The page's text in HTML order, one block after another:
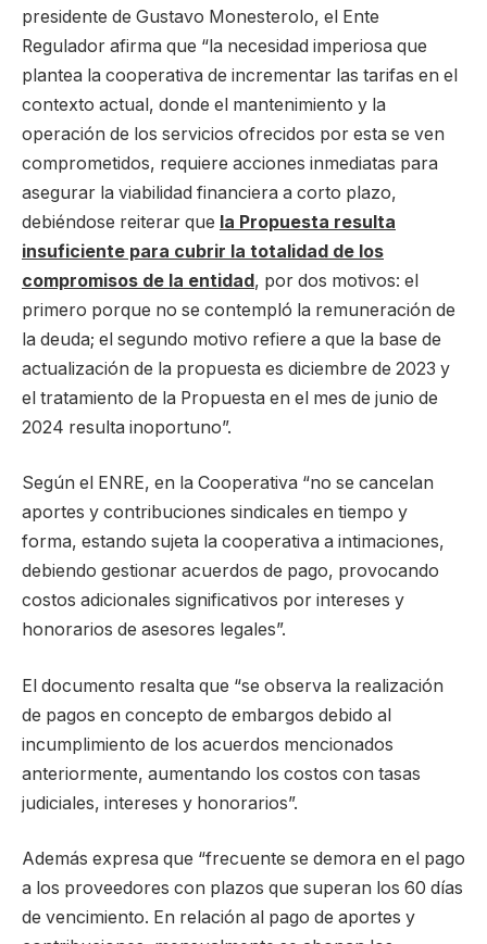
presidente de Gustavo Monesterolo, el Ente
Regulador afirma que “la necesidad imperiosa que
plantea la cooperativa de incrementar las tarifas en el
contexto actual, donde el mantenimiento y la
operación de los servicios ofrecidos por esta se ven
comprometidos, requiere acciones inmediatas para
asegurar la viabilidad financiera a corto plazo,
debiéndose reiterar que la Propuesta resulta
insuficiente para cubrir la totalidad de los
compromisos de la entidad, por dos motivos: el
primero porque no se contempló la remuneración de
la deuda; el segundo motivo refiere a que la base de
actualización de la propuesta es diciembre de 2023 y
el tratamiento de la Propuesta en el mes de junio de
2024 resulta inoportuno”.
Según el ENRE, en la Cooperativa “no se cancelan
aportes y contribuciones sindicales en tiempo y
forma, estando sujeta la cooperativa a intimaciones,
debiendo gestionar acuerdos de pago, provocando
costos adicionales significativos por intereses y
honorarios de asesores legales”.
El documento resalta que “se observa la realización
de pagos en concepto de embargos debido al
incumplimiento de los acuerdos mencionados
anteriormente, aumentando los costos con tasas
judiciales, intereses y honorarios”.
Además expresa que “frecuente se demora en el pago
a los proveedores con plazos que superan los 60 días
de vencimiento. En relación al pago de aportes y